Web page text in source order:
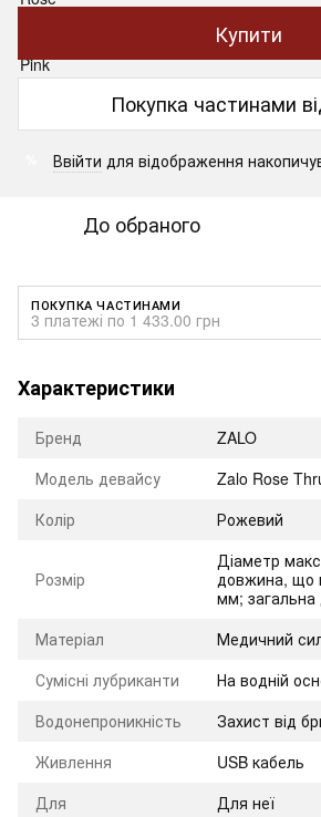
Купити
Покупка частинами
Ввійти для відображення
До обраного
ПОКУПКА ЧАСТИНАМИ
3 платежі по 1 433.00 грн
Характеристики
Бренд
ZALO
Модель девайсу
Zalo Rose
Колір
Рожевий
Розмір
Діаметр
довжина, що
мм;
Матеріал
Медичний
Сумісні лубриканти
На водній
Водонепроникність
Захист від
Живлення
USB кабель
Для
Для неї